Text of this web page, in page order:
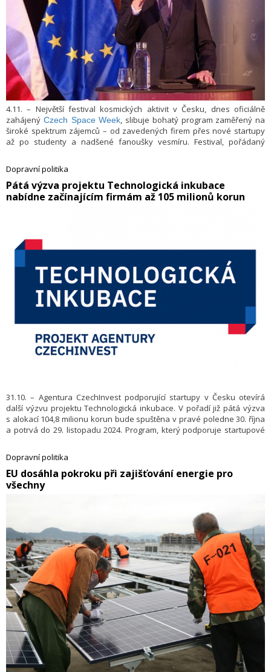
4.11. – Největší festival kosmických aktivit v Česku, dnes oficiálně
zahájený Czech Space Week , slibuje bohatý program zaměřený na
široké spektrum zájemců – od zavedených firem přes nové startupy
až po studenty a nadšené fanoušky vesmíru. Festival, pořádaný
událostí představí nejnovější úspěchy českého vesmírného sektoru a
přiblíží inovace, které formují kosmické technologie a průmysl.
Dopravní politika
​Pátá výzva projektu Technologická inkubace
nabídne začínajícím firmám až 105 milionů korun
31.10. – Agentura CzechInvest podporující startupy v Česku otevírá
další výzvu projektu Technologická inkubace. V pořadí již pátá výzva
s alokací 104,8 milionu korun bude spuštěna v pravé poledne 30. října
a potrvá do 29. listopadu 2024. Program, který podporuje startupové
hubů, nabízí podnikatelům pomoc s jejich inovativním produktem či
službou. Nyní spolupracuje s téměř 180 firmami z plánovaných 250,
projekt se tak již přehoupl přes svou symbolickou polovinu.
Dopravní politika
EU dosáhla pokroku při zajišťování energie pro
všechny